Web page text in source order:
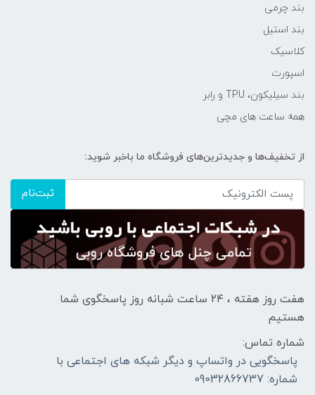
بند چرمی
بند استیل
کلاسیک
اسپورت
بند سیلیکون، TPU و رابر
همه ساعت های مچی
از تخفیف‌ها و جدیدترین‌های فروشگاه ما باخبر شوید:
ثبت‌نام
هفت روز هفته ، ۲۴ ساعت شبانه‌ روز پاسخگوی شما
هستیم
شماره تماس:
پاسخگویی در واتساپ و دیگر شبکه های اجتماعی با
شماره: 09032866737